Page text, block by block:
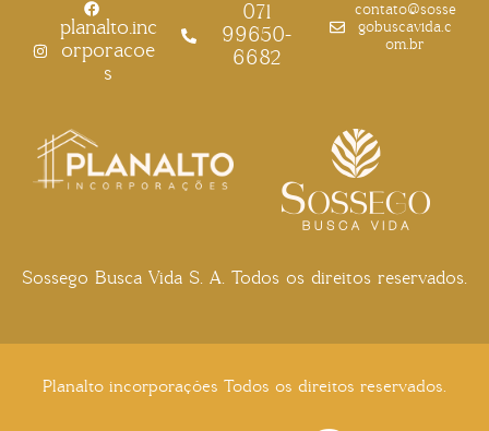
planalto.inc
orporacoe
s
071
99650-
6682
contato@sosse
gobuscavida.c
om.br
Sossego Busca Vida S. A. Todos os direitos reservados.
Planalto incorporações Todos os direitos reservados.